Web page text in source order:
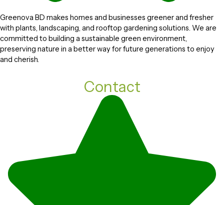
Greenova BD makes homes and businesses greener and fresher
with plants, landscaping, and rooftop gardening solutions. We are
committed to building a sustainable green environment,
preserving nature in a better way for future generations to enjoy
and cherish.
Contact